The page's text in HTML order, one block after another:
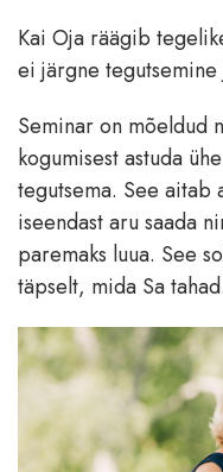
Kai Oja räägib
ei järgne tegutsemine
Seminar on mõeldud
kogumisest astuda
tegutsema. See aitab
iseendast aru saada
paremaks luua. See
täpselt, mida Sa tahad.